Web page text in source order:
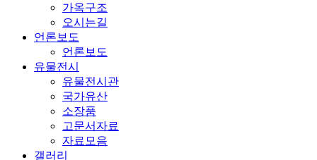
가옥구조
오시는길
언론보도
언론보도
유물전시
유물전시관
국가유산
소장품
고문서자료
자료모음
갤러리